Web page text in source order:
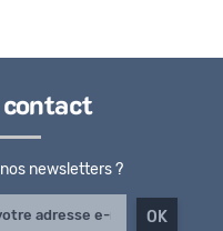
newsletters ?